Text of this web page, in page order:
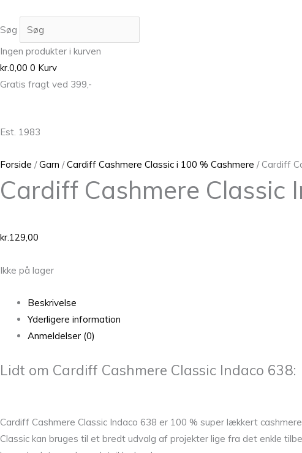
Søg
Ingen produkter i kurven
kr.0,00 0 Kurv
Gratis fragt ved 399,-
Est. 1983
Forside /Garn /Cardiff Cashmere Classic i 100 % Cashmere / Cardiff
Cardiff Cashmere Classic
kr.129,00
Ikke på lager
Beskrivelse
Yderligere information
Anmeldelser (0)
Lidt om Cardiff Cashmere Classic Indaco 638:
Cardiff Cashmere Classic Indaco 638 er 100 % super lækkert
Classic kan bruges til et bredt udvalg af projekter lige fra det enkle